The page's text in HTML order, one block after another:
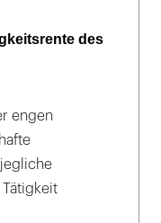
des
engen